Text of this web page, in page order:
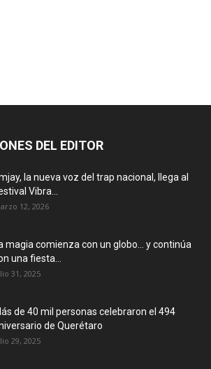
DEL EDITOR
la nueva voz del trap nacional, llega al
Vibra...
12, 2026
magia comienza con un globo… y continúa
una fiesta...
31, 2025
de 40 mil personas celebraron el 494
de Querétaro
29, 2025